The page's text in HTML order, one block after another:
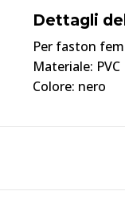
Dettagli
Per faston
Materiale: PVC
Colore: nero